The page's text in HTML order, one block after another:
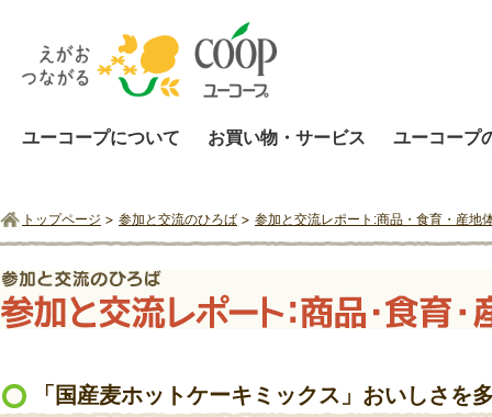
ユーコープについて お買い物・サービス ユーコープ
トップページ 参加と交流のひろば 参加と交流レポート:商品・食育・産地
「国産麦ホットケーキミックス」おいしさを